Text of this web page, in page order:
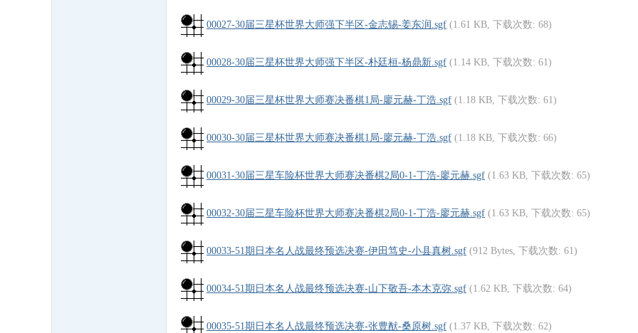
00027-30届三星杯世界大师强下半区-金志锡-姜东润.sgf (1.61 KB, 下载次数: 68)
00028-30届三星杯世界大师强下半区-朴廷桓-杨鼎新.sgf (1.14 KB, 下载次数: 61)
00029-30届三星杯世界大师赛决番棋1局-廖元赫-丁浩.sgf (1.18 KB, 下载次数: 61)
00030-30届三星杯世界大师赛决番棋1局-廖元赫-丁浩.sgf (1.18 KB, 下载次数: 66)
00031-30届三星车险杯世界大师赛决番棋2局0-1-丁浩-廖元赫.sgf (1.63 KB, 下载次数: 65)
00032-30届三星车险杯世界大师赛决番棋2局0-1-丁浩-廖元赫.sgf (1.63 KB, 下载次数: 65)
00033-51期日本名人战最终预选决赛-伊田笃史-小县真树.sgf (912 Bytes, 下载次数: 61)
00034-51期日本名人战最终预选决赛-山下敬吾-本木克弥.sgf (1.62 KB, 下载次数: 64)
00035-51期日本名人战最终预选决赛-张豊猷-桑原树.sgf (1.37 KB, 下载次数: 62)